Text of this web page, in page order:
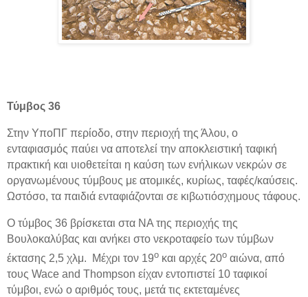
Τύμβος 36
Στην ΥποΠΓ περίοδο, στην περιοχή της Άλου, ο
ενταφιασμός παύει να αποτελεί την αποκλειστική ταφική
πρακτική και υιοθετείται η καύση των ενήλικων νεκρών σε
οργανωμένους τύμβους με ατομικές, κυρίως, ταφές/καύσεις.
Ωστόσο, τα παιδιά ενταφιάζονται σε κιβωτιόσχημους τάφους.
Ο τύμβος 36 βρίσκεται στα ΝΑ της περιοχής της
Βουλοκαλύβας και ανήκει στο νεκροταφείο των τύμβων
έκτασης 2,5 χλμ. Μέχρι τον 19ο και αρχές 20ο αιώνα, από
τους Wace and Thompson είχαν εντοπιστεί 10 ταφικοί
τύμβοι, ενώ ο αριθμός τους, μετά τις εκτεταμένες